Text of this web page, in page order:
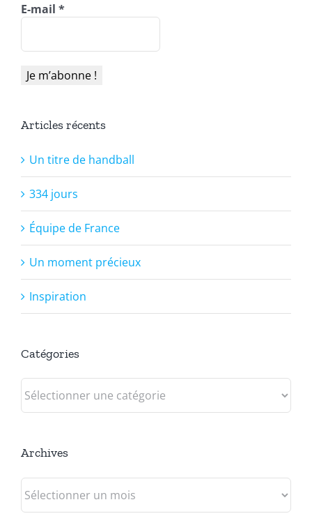
E-mail *
Articles récents
Un titre de handball
334 jours
Équipe de France
Un moment précieux
Inspiration
Catégories
Catégories
Archives
Archives